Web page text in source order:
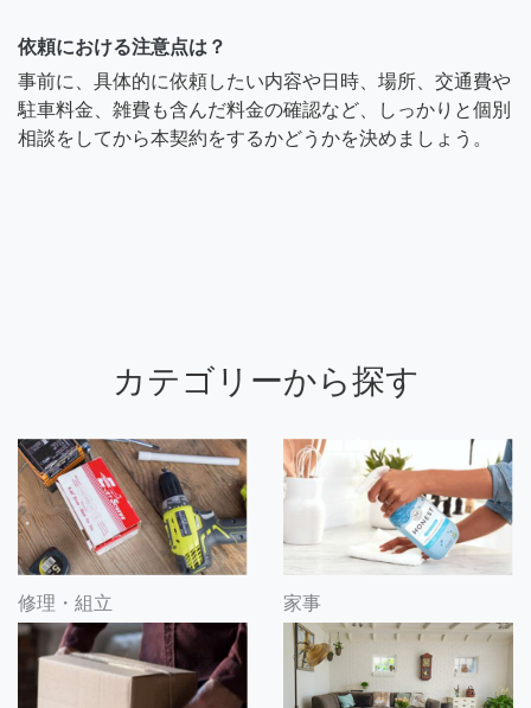
依頼における注意点は？
事前に、具体的に依頼したい内容や日時、場所、交通費や
駐車料金、雑費も含んだ料金の確認など、しっかりと個別
相談をしてから本契約をするかどうかを決めましょう。
カテゴリーから探す
修理・組立 家事